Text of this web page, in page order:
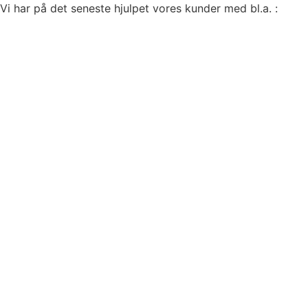
Vi har på det seneste hjulpet vores kunder med bl.a. :